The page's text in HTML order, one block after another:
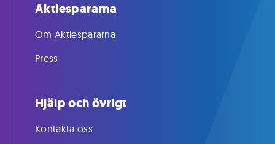
Aktiespararna
Om Aktiespararna
Press
Hjälp och övrigt
Kontakta oss